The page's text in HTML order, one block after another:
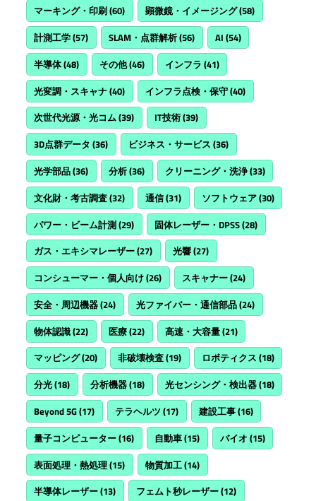
マーキング・印刷(60) 顕微鏡・イメージング(58)
計測工学(57) SLAM・点群解析(56) AI (54)
半導体(48) その他(46) インフラ (41)
光変調・スキャナ(40) インフラ点検・保守(40)
次世代光源・光コム(39) IT技術(39)
3D点群データ (36) ビジネス・サービス (36)
光学部品(36) 分析(36) クリーニング・洗浄(33)
文化財・考古調査(32) 通信(31) ソフトウェア(30)
パワー・ビーム計測(29) 固体レーザー・DPSS(28)
ガス・エキシマレーザー(27) 光響(27)
コンシューマー・個人向け(26) スキャナー(24)
安全・周辺機器(24) 光ファイバー・通信部品(24)
物体認識(22) 医療(22) 高速・大容量(21)
マッピング(20) 非破壊検査(19) ロボティクス (18)
分光(18) 分析機器(18) 光センシング・検出器(18)
Beyond 5G(17) テラヘルツ (17) 建設工事(16)
量子コンピューター(16) 自動車(15) バイオ (15)
表面処理・熱処理(15) 物質加工(14)
半導体レーザー(13) フェムト秒レーザー(12)